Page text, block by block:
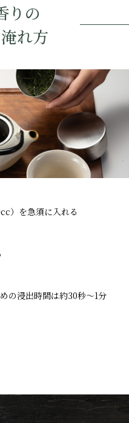
りの
れ方
）を急須に入れる
の浸出時間は約30秒～1分